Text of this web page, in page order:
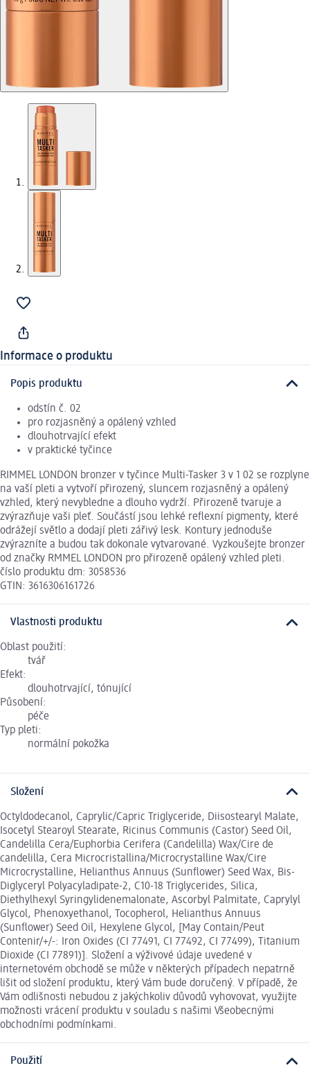
Informace o produktu
Popis produktu
odstín č. 02
pro rozjasněný a opálený vzhled
dlouhotrvající efekt
v praktické tyčince
RIMMEL LONDON bronzer v tyčince Multi-Tasker 3 v 1 02 se rozplyne
na vaší pleti a vytvoří přirozený, sluncem rozjasněný a opálený
vzhled, který nevybledne a dlouho vydrží. Přirozeně tvaruje a
zvýrazňuje vaši pleť. Součástí jsou lehké reflexní pigmenty, které
odrážejí světlo a dodají pleti zářivý lesk. Kontury jednoduše
zvýrazníte a budou tak dokonale vytvarované. Vyzkoušejte bronzer
od značky RMMEL LONDON pro přirozeně opálený vzhled pleti.
číslo produktu dm: 3058536
GTIN: 3616306161726
Vlastnosti produktu
Oblast použití:
tvář
Efekt:
dlouhotrvající, tónující
Působení:
péče
Typ pleti:
normální pokožka
Složení
Octyldodecanol, Caprylic/Capric Triglyceride, Diisostearyl Malate,
Isocetyl Stearoyl Stearate, Ricinus Communis (Castor) Seed Oil,
Candelilla Cera/Euphorbia Cerifera (Candelilla) Wax/Cire de
candelilla, Cera Microcristallina/Microcrystalline Wax/Cire
Microcrystalline, Helianthus Annuus (Sunflower) Seed Wax, Bis-
Diglyceryl Polyacyladipate-2, C10-18 Triglycerides, Silica,
Diethylhexyl Syringylidenemalonate, Ascorbyl Palmitate, Caprylyl
Glycol, Phenoxyethanol, Tocopherol, Helianthus Annuus
(Sunflower) Seed Oil, Hexylene Glycol, [May Contain/Peut
Contenir/+/-: Iron Oxides (CI 77491, CI 77492, CI 77499), Titanium
Dioxide (CI 77891)]. Složení a výživové údaje uvedené v
internetovém obchodě se může v některých případech nepatrně
lišit od složení produktu, který Vám bude doručený. V případě, že
Vám odlišnosti nebudou z jakýchkoliv důvodů vyhovovat, využijte
možnosti vrácení produktu v souladu s našimi Všeobecnými
obchodními podmínkami.
Použití